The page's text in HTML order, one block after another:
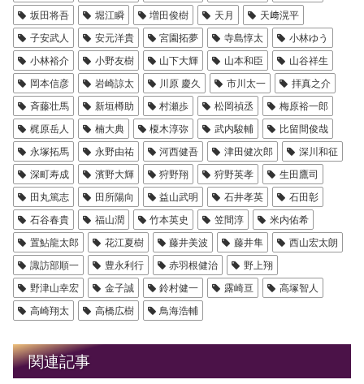
坂田将吾
堀江瞬 増田俊樹 天月
天﨑滉平
子安武人
安元洋貴 宮園拓夢 寺島惇太
小林ゆう
小林裕介
小野友樹 山下大輝 山本和臣
山谷祥生
岡本信彦
岩崎諒太 川原 慶久 市川太一
拝真之介
斉藤壮馬
新垣樽助 村瀬歩 松岡禎丞
梅原裕一郎
梶原岳人
楠大典 榎木淳弥 武内駿輔
比留間俊哉
永塚拓馬
永野由祐 河西健吾 津田健次郎
深川和征
深町寿成
濱野大輝 狩野翔 狩野英孝
生田鷹司
田丸篤志
田所陽向 益山武明 石井孝英
石田彰
石谷春貴
福山潤 竹本英史 笠間淳
米内佑希
置鮎龍太郎
花江夏樹 藤井美波 藤井隼
西山宏太朗
諏訪部順一
豊永利行 赤羽根健治
野上翔
野津山幸宏
金子誠 鈴村健一 露崎亘
高塚智人
高崎翔太
高橋広樹 鳥海浩輔
関連記事